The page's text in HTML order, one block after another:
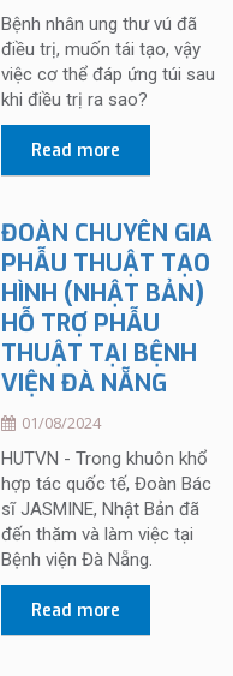
Bệnh nhân ung thư vú đã
điều trị, muốn tái tạo, vậy
việc cơ thể đáp ứng túi sau
khi điều trị ra sao?
Read more
ĐOÀN CHUYÊN GIA
PHẪU THUẬT TẠO
HÌNH (NHẬT BẢN)
HỖ TRỢ PHẪU
THUẬT TẠI BỆNH
VIỆN ĐÀ NẴNG
01/08/2024
HUTVN - Trong khuôn khổ
hợp tác quốc tế, Đoàn Bác
sĩ JASMINE, Nhật Bản đã
đến thăm và làm việc tại
Bệnh viện Đà Nẵng.
Read more